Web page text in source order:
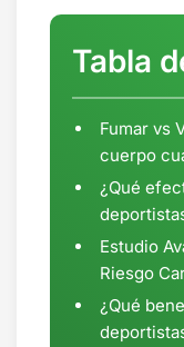
Tabla
Fumar vs
cuerpo
¿Qué
Estudio
Riesgo
¿Qué